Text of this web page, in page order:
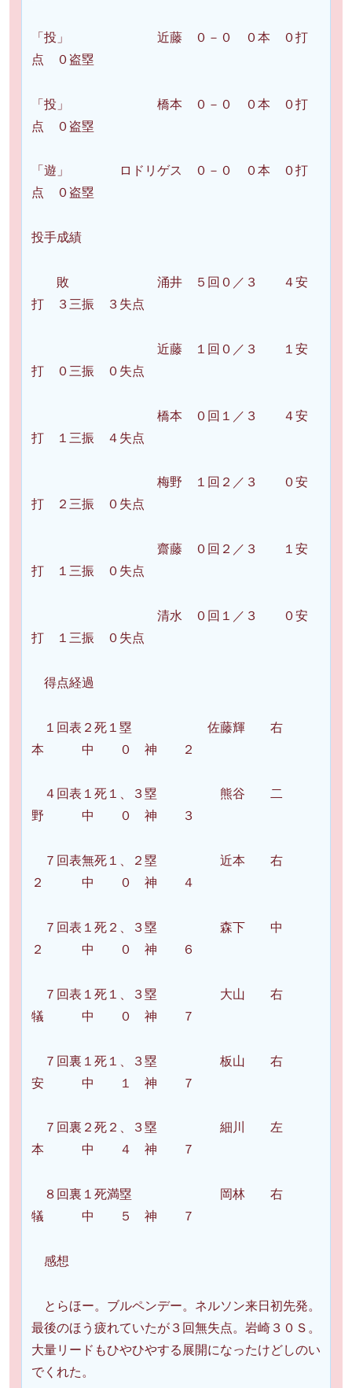
「投」 近藤 ０－０ ０本 ０打
点 ０盗塁
「投」 橋本 ０－０ ０本 ０打
点 ０盗塁
「遊」 ロドリゲス ０－０ ０本 ０打
点 ０盗塁
投手成績
敗 涌井 ５回０／３ ４安
打 ３三振 ３失点
近藤 １回０／３ １安
打 ０三振 ０失点
橋本 ０回１／３ ４安
打 １三振 ４失点
梅野 １回２／３ ０安
打 ２三振 ０失点
齋藤 ０回２／３ １安
打 １三振 ０失点
清水 ０回１／３ ０安
打 １三振 ０失点
得点経過
１回表２死１塁 佐藤輝 右
本 中 ０ 神 ２
４回表１死１、３塁 熊谷 二
野 中 ０ 神 ３
７回表無死１、２塁 近本 右
２ 中 ０ 神 ４
７回表１死２、３塁 森下 中
２ 中 ０ 神 ６
７回表１死１、３塁 大山 右
犠 中 ０ 神 ７
７回裏１死１、３塁 板山 右
安 中 １ 神 ７
７回裏２死２、３塁 細川 左
本 中 ４ 神 ７
８回裏１死満塁 岡林 右
犠 中 ５ 神 ７
感想
とらほー。ブルペンデー。ネルソン来日初先発。
最後のほう疲れていたが３回無失点。岩崎３０Ｓ。
大量リードもひやひやする展開になったけどしのい
でくれた。